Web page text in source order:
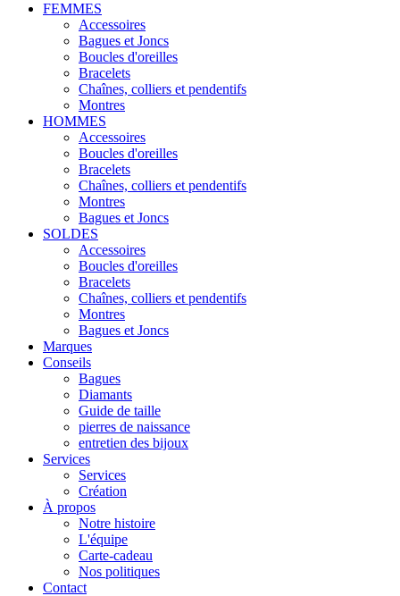
FEMMES
Accessoires
Bagues et Joncs
Boucles d'oreilles
Bracelets
Chaînes, colliers et pendentifs
Montres
HOMMES
Accessoires
Boucles d'oreilles
Bracelets
Chaînes, colliers et pendentifs
Montres
Bagues et Joncs
SOLDES
Accessoires
Boucles d'oreilles
Bracelets
Chaînes, colliers et pendentifs
Montres
Bagues et Joncs
Marques
Conseils
Bagues
Diamants
Guide de taille
pierres de naissance
entretien des bijoux
Services
Services
Création
À propos
Notre histoire
L'équipe
Carte-cadeau
Nos politiques
Contact